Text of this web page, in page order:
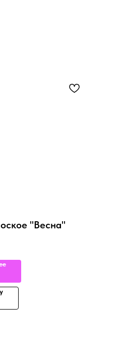
"Весна"